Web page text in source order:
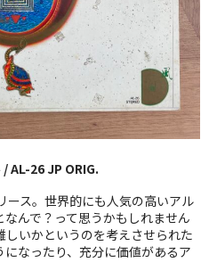
ル）
AL-26 JP ORIG.
ース。世界的にも人気の高いアル
んで？って思うかもしれません
いかというのを考えさせられた
なったり、充分に価値があるア